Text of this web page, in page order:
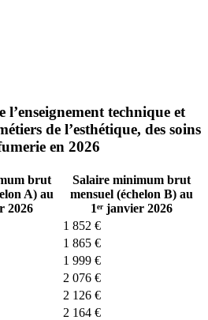
l’enseignement technique et
de l’esthétique, des soins
en 2026
brut
A) au
2026
Salaire minimum brut
mensuel (échelon B) au
1ᵉʳ janvier 2026
1 852 €
1 865 €
1 999 €
2 076 €
2 126 €
2 164 €